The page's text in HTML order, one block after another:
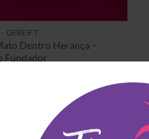
GEREIFT
Dentro Herança –
Fundador